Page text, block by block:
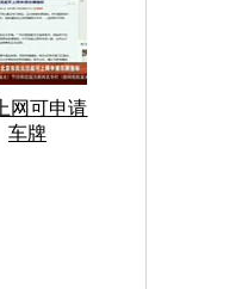
上网可申请
车牌